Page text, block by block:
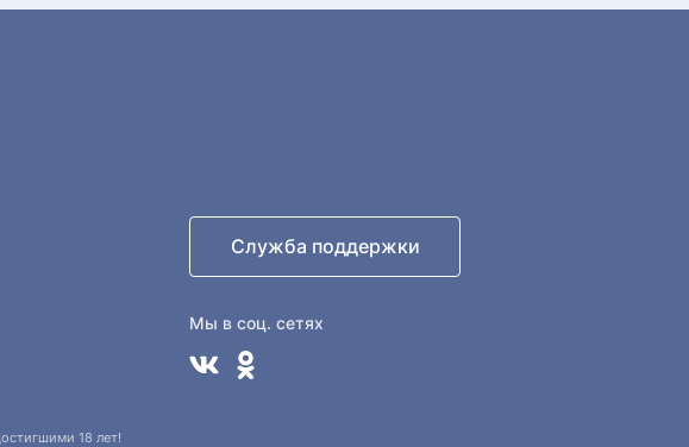
Служба поддержки
Мы в соц. сетях
18 лет!